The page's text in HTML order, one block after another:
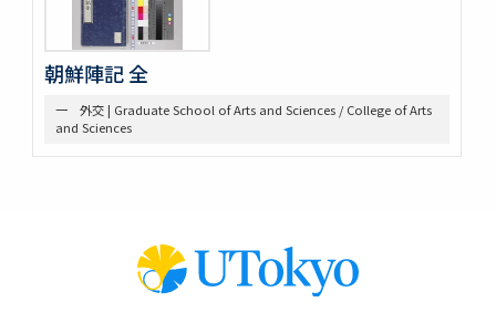
朝鮮陣記 全
一 外交 | Graduate School of Arts and Sciences / College of Arts
and Sciences